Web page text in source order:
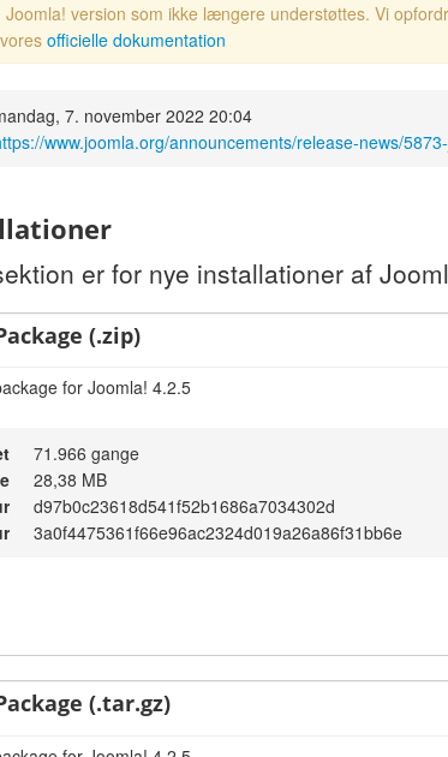
version som ikke længere understøttes. Vi
officielle dokumentation
7. november 2022 20:04
www.joomla.org/announcements/release-news/
er for nye installationer af
(.zip)
for Joomla! 4.2.5
71.966 gange
28,38 MB
d97b0c23618d541f52b1686a7034302d
3a0f4475361f66e96ac2324d019a26a86f31bb6e
(.tar.gz)